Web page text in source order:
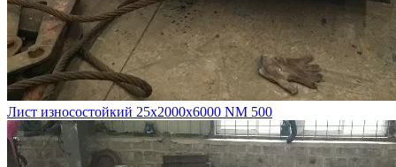
Лист износостойкий 25х2000х6000 NM 500